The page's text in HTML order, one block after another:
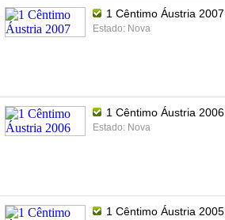
1 Cêntimo Áustria 2007
Estado: Nova
1 Cêntimo Áustria 2006
Estado: Nova
1 Cêntimo Áustria 2005